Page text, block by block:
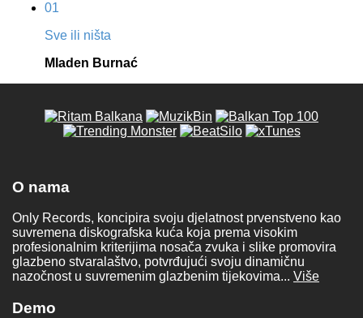
01
Sve ili ništa
Mladen Burnać
O nama
Only Records, koncipira svoju djelatnost prvenstveno kao
suvremena diskografska kuća koja prema visokim
profesionalnim kriterijima nosača zvuka i slike promovira
glazbeno stvaralaštvo, potvrđujući svoju dinamičnu
nazočnost u suvremenim glazbenim tijekovima... Više
Demo